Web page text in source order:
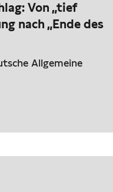
Von „tief
nach „Ende des
Allgemeine